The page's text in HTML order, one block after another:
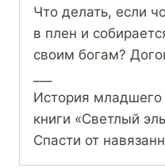
Что делать, если
в плен и
своим богам?
История младшего
книги «Светлый
Спасти от